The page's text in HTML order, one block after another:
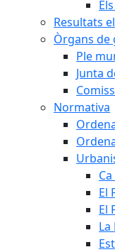
Resultats
Òrgans de
Ple
Junta
Normativa
El
El
La